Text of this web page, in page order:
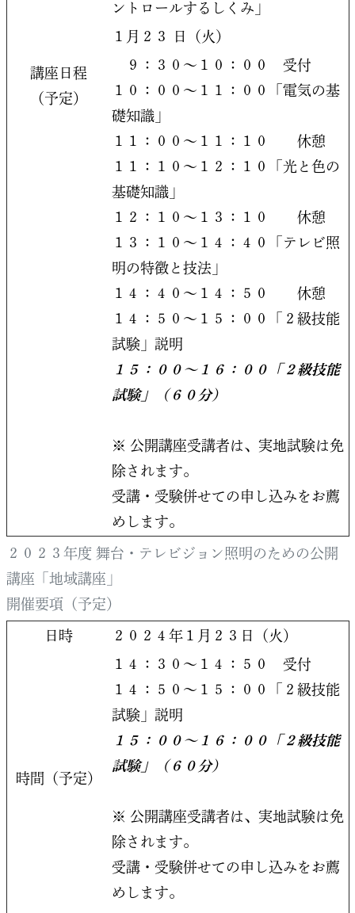
２０２３年度 舞台・テレビジョン照明のための公開
講座「地域講座」
開催要項（予定）
講座日程
（予定）
ントロールするしくみ」
１月２３ 日（火）
９：３０～１０：００ 受付
１０：００～１１：００「電気の基
礎知識」
１１：００～１１：１０ 休憩
１１：１０～１２：１０「光と色の
基礎知識」
１２：１０～１３：１０ 休憩
１３：１０～１４：４０「テレビ照
明の特徴と技法」
１４：４０～１４：５０ 休憩
１４：５０～１５：００「２級技能
試験」説明
１５：００～１６：００「２級技能
試験」（６０分）
※ 公開講座受講者は、実地試験は免
除されます。
受講・受験併せての申し込みをお薦
めします。
日時 ２０２４年１月２３日（火）
時間（予定）
１４：３０～１４：５０ 受付
１４：５０～１５：００「２級技能
試験」説明
１５：００～１６：００「２級技能
試験」（６０分）
※ 公開講座受講者は、実地試験は免
除されます。
受講・受験併せての申し込みをお薦
めします。